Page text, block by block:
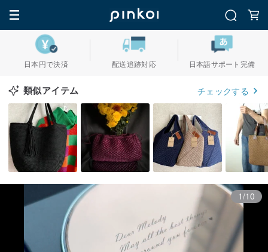
日本円で決済 配送追跡対応 日本語サポート完備
類似アイテム チェックする
1/10